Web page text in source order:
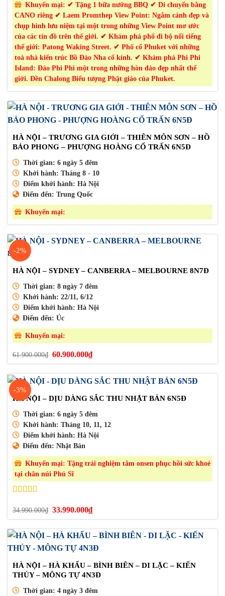
Khuyến mại: ✔ Tặng 1 bữa nướng BBQ ✔ Di chuyển bằng
CANO riêng ✔ Laem Promthep View Point: Ngắm cảnh đẹp và
chụp hình lưu niệm tại một trong những View Point mơ ước
của các tín đồ trên thế giới. ✔ Khám phá phố đi bộ nổi tiếng
thế giới: Patong Waking Street. ✔ Phố cổ Phuket với những
toà nhà kiến trúc Bồ Đào Nha cổ kính. ✔ Khám phá Phi Phi
Island: Đảo Phi Phi một trong những hòn đảo đẹp nhất thế
giới. Đền Chalong Biểu tượng Phật giáo của Phuket.
HÀ NỘI – TRƯƠNG GIA GIỚI – THIÊN MÔN SƠN – HỒ
BẢO PHONG – PHƯỢNG HOÀNG CỔ TRẤN 6N5Đ
Thời gian: 6 ngày 5 đêm
Khởi hành: Tháng 8 - 10
Điểm khởi hành: Hà Nội
Điểm đến: Trung Quốc
Khuyến mại:
-2%
HÀ NỘI – SYDNEY – CANBERRA – MELBOURNE 8N7Đ
Thời gian: 8 ngày 7 đêm
Khởi hành: 22/11, 6/12
Điểm khởi hành: Hà Nội
Điểm đến: Úc
Khuyến mại:
61.900.000₫ Giá
là:
61.900.000₫.
60.900.000₫Giá
hiện
tại
là:
60.900.000₫.
-3%
HÀ NỘI – DỊU DÀNG SẮC THU NHẬT BẢN 6N5Đ
Thời gian: 6 ngày 5 đêm
Khởi hành: Tháng 10, 11, 12
Điểm khởi hành: Hà Nội
Điểm đến: Nhật Bản
Khuyến mại: Tặng trải nghiệm tắm onsen phục hồi sức khoẻ
tại chân núi Phú Sĩ
hạng5.005
sao
34.990.000₫
Giá
là:
34.990.000₫.
33.990.000₫Giá
hiện
tại
là:
33.990.000₫.
HÀ NỘI – HÀ KHẨU – BÌNH BIÊN – DI LẶC – KIẾN
THỦY – MÔNG TỰ 4N3Đ
Thời gian: 4 ngày 3 đêm